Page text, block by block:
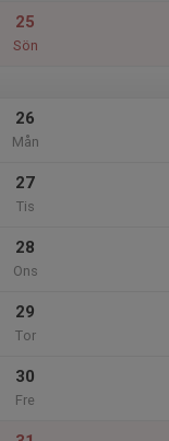
25
Sön
26
Mån
27
Tis
28
Ons
29
Tor
30
Fre